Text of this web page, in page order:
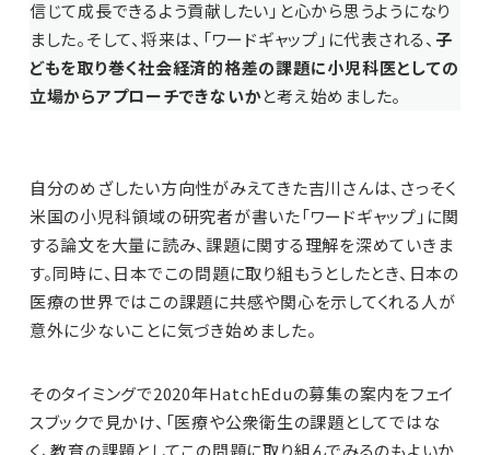
信じて成長できるよう貢献したい」と心から思うようになり
ました。そして、将来は、「ワードギャップ」に代表される、 子
どもを取り巻く社会経済的格差の課題に小児科医としての
立場からアプローチできないかと考え始めました。
自分のめざしたい方向性がみえてきた吉川さんは、さっそく
米国の小児科領域の研究者が書いた「ワードギャップ」に関
する論文を大量に読み、課題に関する理解を深めていきま
す。同時に、日本でこの問題に取り組もうとしたとき、日本の
医療の世界ではこの課題に共感や関心を示してくれる人が
意外に少ないことに気づき始めました。
そのタイミングで2020年HatchEduの募集の案内をフェイ
スブックで見かけ、「医療や公衆衛生の課題としてではな
く、教育の課題としてこの問題に取り組んでみるのもよいか